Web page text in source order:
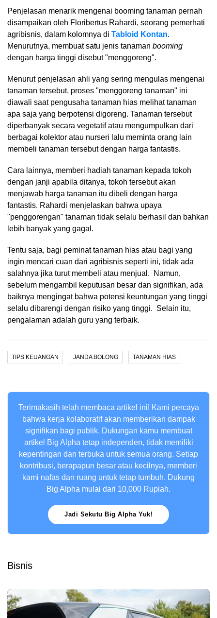
Penjelasan menarik mengenai booming tanaman pernah
disampaikan oleh Floribertus Rahardi, seorang pemerhati
agribisnis, dalam kolomnya di Tabloid Kontan.
Menurutnya, membuat satu jenis tanaman booming
dengan harga tinggi disebut "menggoreng".
Menurut penjelasan ahli yang sering mengulas mengenai
tanaman tersebut, proses "menggoreng tanaman" ini
diawali saat pengusaha tanaman hias melihat tanaman
apa saja yang berpotensi digoreng. Tanaman tersebut
diperbanyak secara vegetatif atau mengumpulkan dari
berbagai kolektor atau nurseri lalu meminta orang lain
membeli tanaman tersebut dengan harga fantastis.
Cara lainnya, memberi hadiah tanaman kepada tokoh
dengan janji apabila ditanya, tokoh tersebut akan
menjawab harga tanaman itu dibeli dengan harga
fantastis. Rahardi menjelaskan bahwa upaya
"penggorengan" tanaman tidak selalu berhasil dan bahkan
lebih banyak yang gagal.
Tentu saja, bagi peminat tanaman hias atau bagi yang
ingin mencari cuan dari agribisnis seperti ini, tidak ada
salahnya jika turut membeli atau menjual. Namun,
sebelum mengambil keputusan besar dan signifikan, ada
baiknya mengingat bahwa potensi keuntungan yang tinggi
selalu dibarengi dengan risiko yang tinggi. Selain itu,
pengalaman adalah guru yang terbaik.
TIPS KEUANGAN JANDA BOLONG TANAMAN HIAS
Terimakasih telah membaca artikel ini! Kami percaya
bahwa kerja kolaboratif akan memberikan dampak
signifikan bagi publik. Dukungan kamu membuat
artikel Big Alpha tetap independen, tidak memiliki
kepentingan dan terbuka untuk semua orang. Setiap
kontribusi, berapapun besar atau kecilnya, memberi
kami nafas dan ruang untuk tetap tumbuh. Dukung
Big Alpha mulai dari 10,000 Rupiah.
Jadi Sekutu Big Alpha Yuk!
Bisnis